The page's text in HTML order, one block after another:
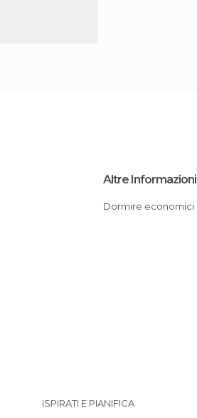
Altre Informazioni
Dormire economici
ISPIRATI E PIANIFICA